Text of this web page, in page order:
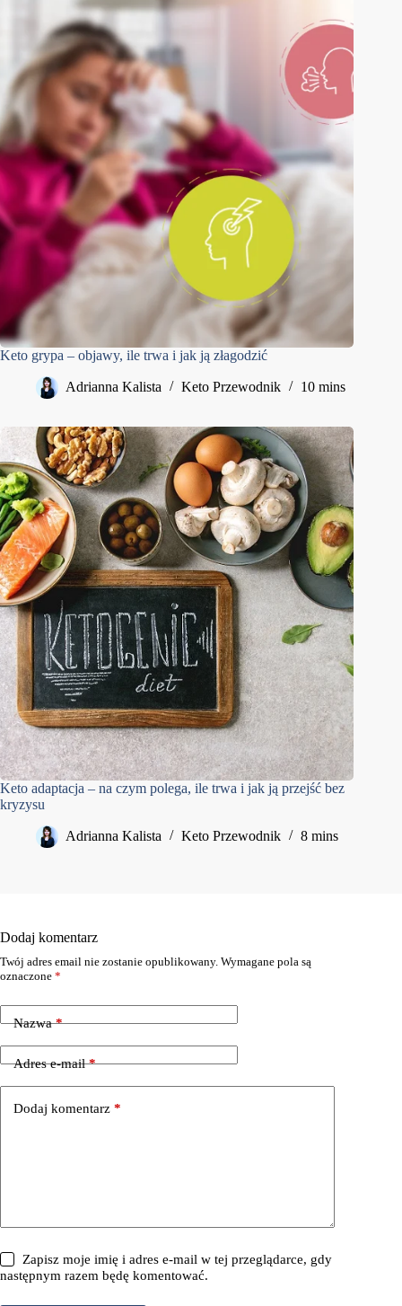
Keto grypa – objawy, ile trwa i jak ją złagodzić
Adrianna Kalista Keto Przewodnik 10 mins
Keto adaptacja – na czym polega, ile trwa i jak ją przejść bez
kryzysu
Adrianna Kalista Keto Przewodnik 8 mins
Dodaj komentarz
Twój adres email nie zostanie opublikowany. Wymagane pola są
oznaczone *
Nazwa*
Adres e-mail*
Dodaj komentarz *
Zapisz moje imię i adres e-mail w tej przeglądarce, gdy
następnym razem będę komentować.